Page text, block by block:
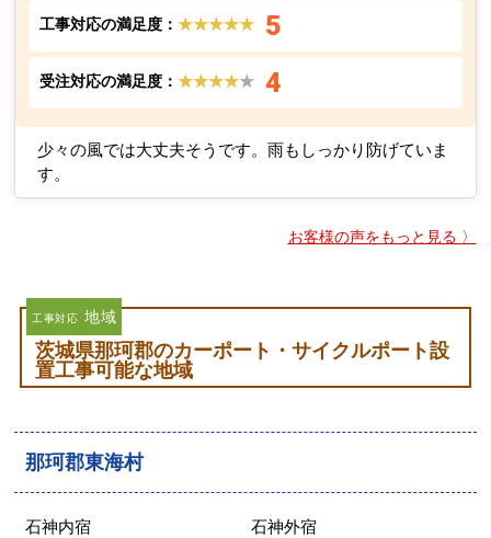
工事対応の満足度：★★★★★ 5
受注対応の満足度：★★★★★ 4
少々の風では大丈夫そうです。雨もしっかり防げていま
す。
お客様の声をもっと見る 〉
工事対応 地域
茨城県那珂郡のカーポート・サイクルポート設
置工事可能な地域
那珂郡東海村
石神内宿
石神外宿